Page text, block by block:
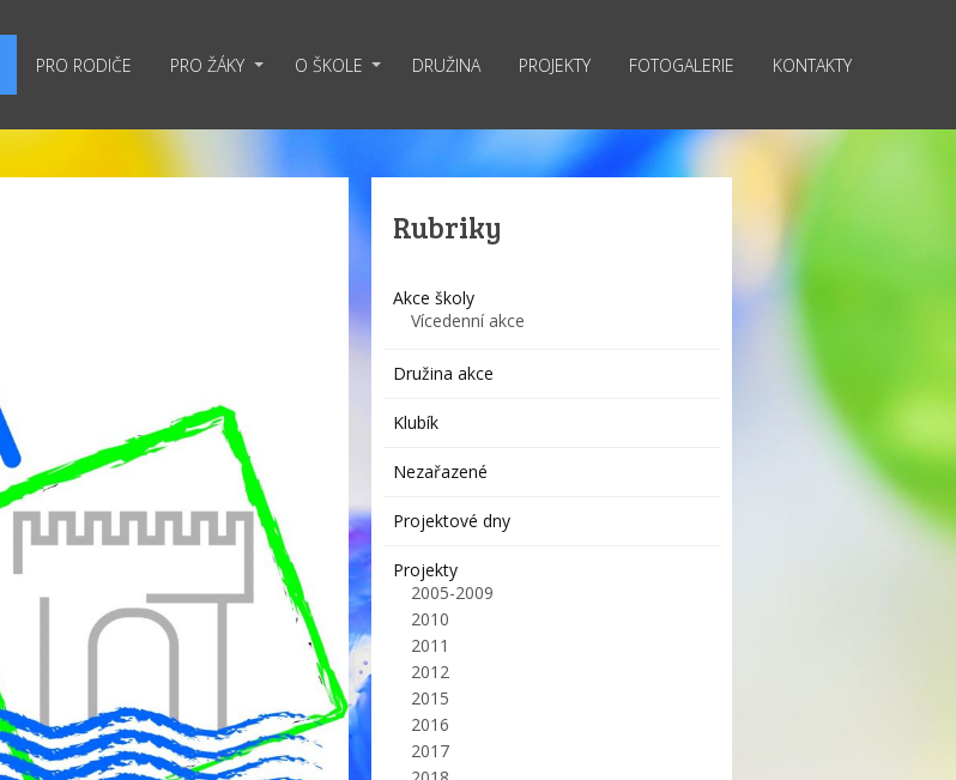
PRO RODIČE PRO ŽÁKY O ŠKOLE DRUŽINA PROJEKTY FOTOGALERIE KONTAKTY
Rubriky
Akce školy
Vícedenní akce
Družina akce
Klubík
Nezařazené
Projektové dny
Projekty
2005-2009
2010
2011
2012
2015
2016
2017